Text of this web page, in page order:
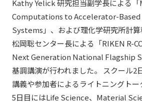
Kathy Yelick 研究担当副学長による
Computations to Accelerator-Based
Systems」、および理化学研究所計
松岡聡センター長による「RIKEN R-
Next Generation National Flagship
基調講演が行われました。 スクール2
講義や参加者によるライトニングトー
5日目にはLife Science、Material